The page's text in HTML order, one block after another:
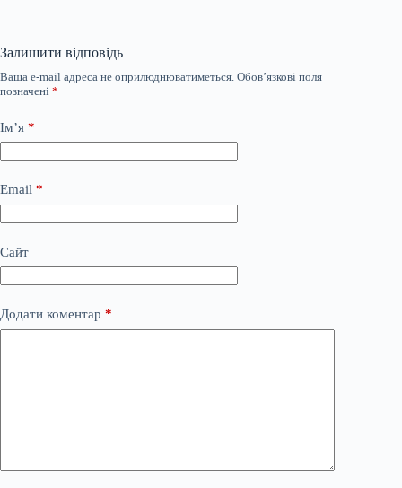
Залишити відповідь
Ваша e-mail адреса не оприлюднюватиметься. Обов’язкові поля
позначені *
Ім’я *
Email *
Сайт
Додати коментар *